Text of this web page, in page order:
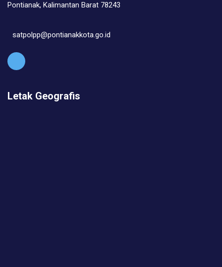
Pontianak, Kalimantan Barat 78243
satpolpp@pontianakkota.go.id
Letak Geografis